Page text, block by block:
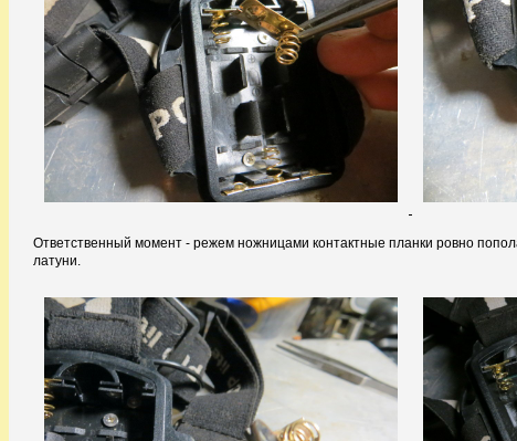
Ответственный момент - режем ножницами контактные планки ровно
латуни.